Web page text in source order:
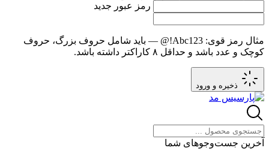
رمز عبور جدید
مثال رمز قوی: Abc123!@
— باید شامل حروف بزرگ، حروف
کوچک و عدد باشد و حداقل ۸ کاراکتر داشته باشد.
ذخیره و ورود
آخرین جست‌وجوهای شما